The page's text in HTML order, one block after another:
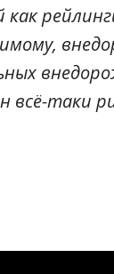
как
всё-таки